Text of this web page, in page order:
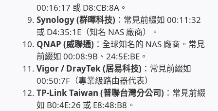
網路規劃架設
OpenMediaVault OMV
NAS到府安裝服務
DAS 直連式附加存儲
00:16:17 或 D8:CB:8A。
Synology (群暉科技) ：常見前綴如 00:11:32
或 D4:35:1E（知名 NAS 廠商）。
QNAP (威聯通) ：全球知名的 NAS 廠商。常見
前綴如 00:08:9B、24:5E:BE。
Vigor / DrayTek (居易科技) ：常見前綴如
00:50:7F（專業級路由器代表）
TP-Link Taiwan (普聯台灣分公司) ：常見前綴
如 B0:4E:26 或 E8:48:B8。